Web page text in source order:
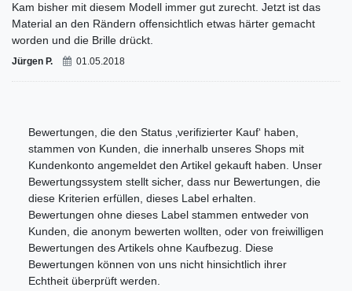
Kam bisher mit diesem Modell immer gut zurecht. Jetzt ist das
Material an den Rändern offensichtlich etwas härter gemacht
worden und die Brille drückt.
Jürgen P. 01.05.2018
Bewertungen, die den Status ‚verifizierter Kauf‘ haben,
stammen von Kunden, die innerhalb unseres Shops mit
Kundenkonto angemeldet den Artikel gekauft haben. Unser
Bewertungssystem stellt sicher, dass nur Bewertungen, die
diese Kriterien erfüllen, dieses Label erhalten.
Bewertungen ohne dieses Label stammen entweder von
Kunden, die anonym bewerten wollten, oder von freiwilligen
Bewertungen des Artikels ohne Kaufbezug. Diese
Bewertungen können von uns nicht hinsichtlich ihrer
Echtheit überprüft werden.